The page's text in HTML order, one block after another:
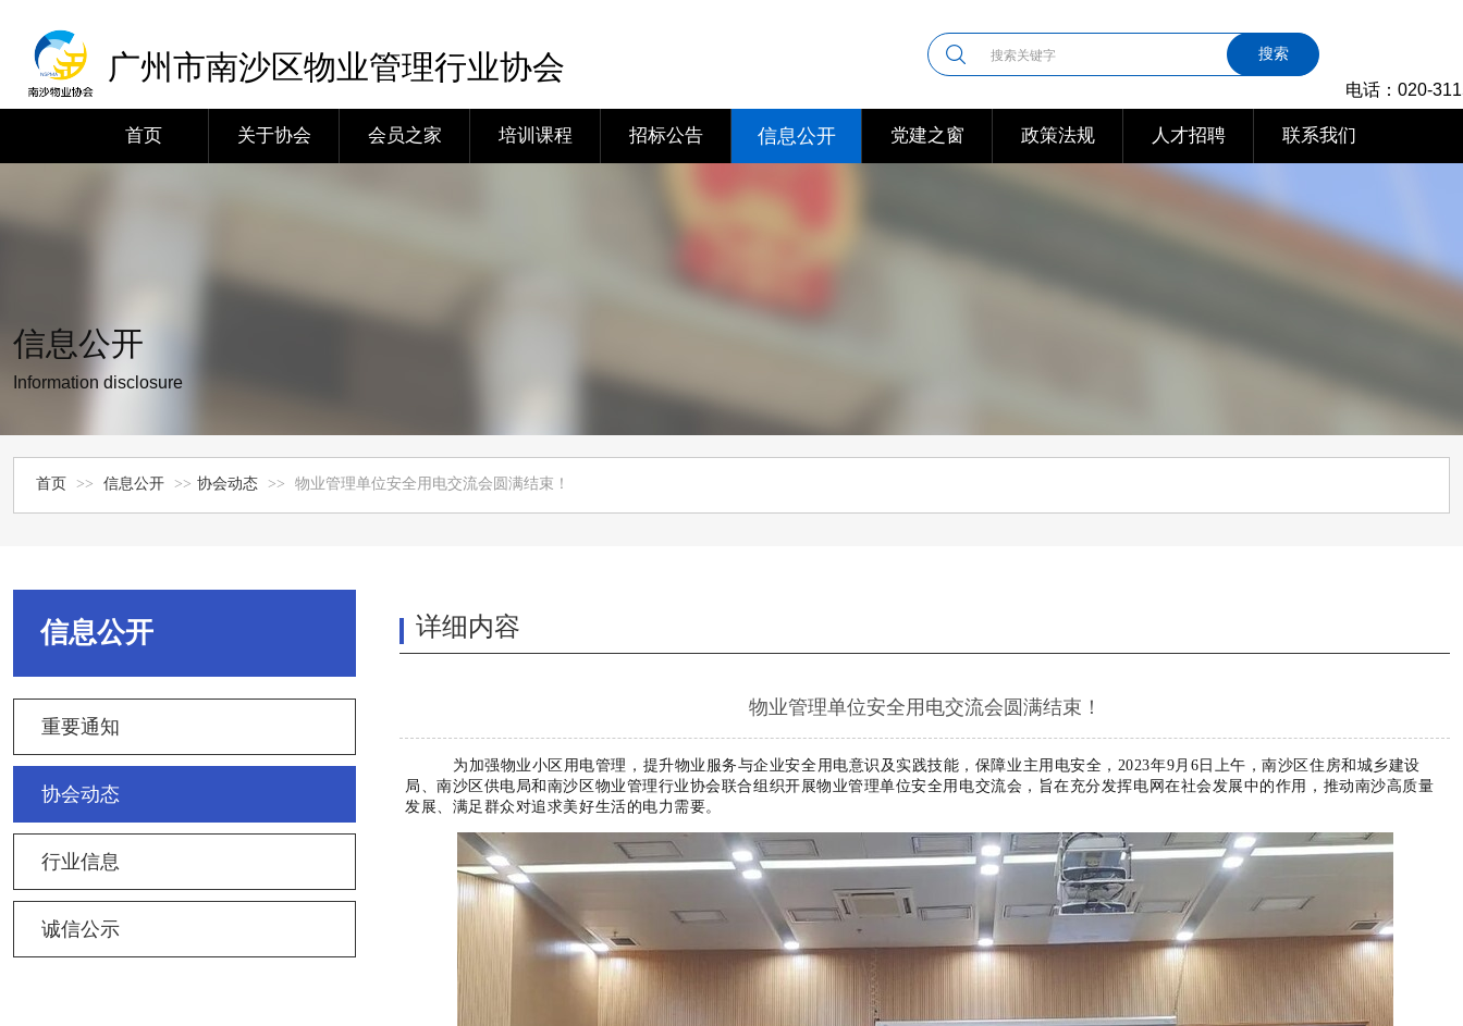
广州市南沙区物业管理行业协会
电话：020-
搜索
首页 关于协会 会员之家 培训课程 招标公告 信息公开 党建之窗 政策法规 人才招聘 联系我们
信息公开
Information disclosure
首页 >> 信息公开 >> 协会动态 >> 物业管理单位安全用电交流会圆满结束！
信息公开
重要通知
协会动态
行业信息
诚信公示
详细内容
物业管理单位安全用电交流会圆满结束！
为加强物业小区用电管理，提升物业服务与企业安全用电意识及实践技能，保障业主用电安全，2023年9月6日上午，南沙区住房和城乡建设
局、南沙区供电局和南沙区物业管理行业协会联合组织开展物业管理单位安全用电交流会，旨在充分发挥电网在社会发展中的作用，推动南沙高质量
发展、满足群众对追求美好生活的电力需要。